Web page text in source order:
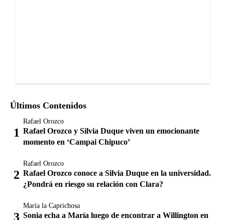
Últimos Contenidos
Rafael Orozco
Rafael Orozco y Silvia Duque viven un emocionante
momento en ‘Campai Chipuco’
Rafael Orozco
Rafael Orozco conoce a Silvia Duque en la universidad.
¿Pondrá en riesgo su relación con Clara?
María la Caprichosa
Sonia echa a María luego de encontrar a Willington en